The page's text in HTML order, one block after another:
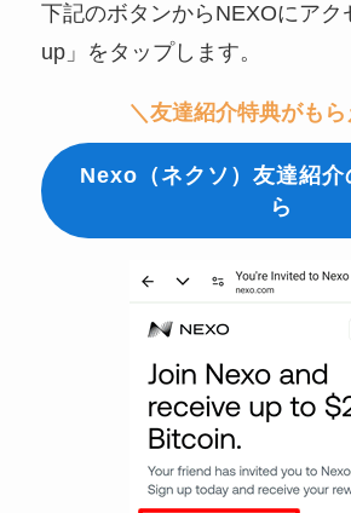
下記のボタンからNEXOにアク
up」をタップします。
＼友達紹介特典がもら
Nexo（ネクソ）友達紹介
ら